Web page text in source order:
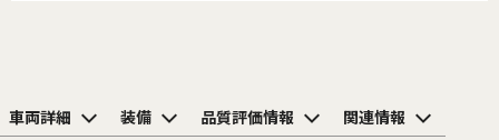
車両詳細 装備 品質評価情報 関連情報